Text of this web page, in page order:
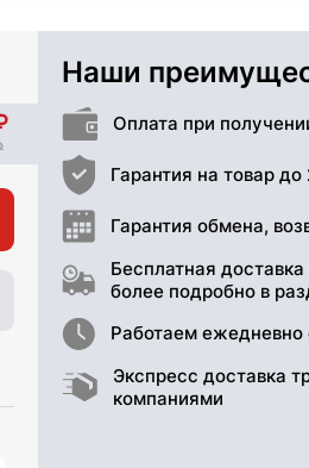
Наши
Оплата при
Гарантия на товар
Гарантия обмена,
Бесплатная
более подробно в
Работаем ежедневно
Экспресс доставка
компаниями